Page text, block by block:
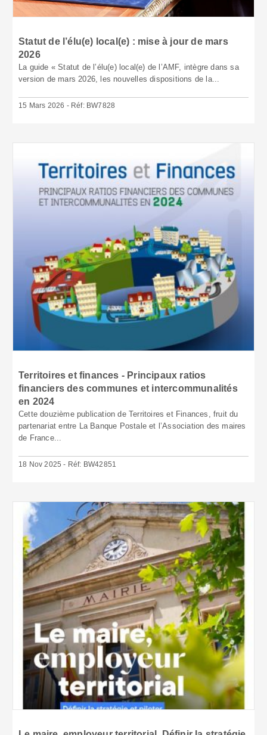
Statut de l’élu(e) local(e) : mise à jour de mars
2026
La guide « Statut de l’élu(e) local(e) de l’AMF, intègre dans sa
version de mars 2026, les nouvelles dispositions de la...
15 Mars 2026 - Réf: BW7828
Territoires et finances - Principaux ratios
financiers des communes et intercommunalités
en 2024
Cette douzième publication de Territoires et Finances, fruit du
partenariat entre La Banque Postale et l’Association des maires
de France...
18 Nov 2025 - Réf: BW42851